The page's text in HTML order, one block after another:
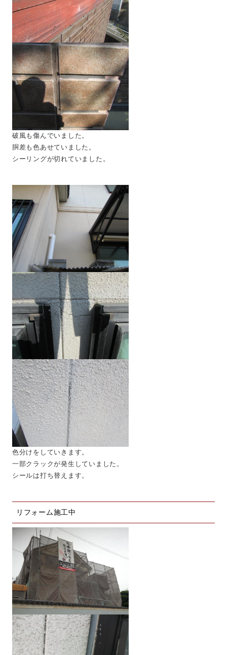
破風も傷んでいました。
胴差も色あせていました。
シーリングが切れていました。
色分けをしていきます。
一部クラックが発生していました。
シールは打ち替えます。
リフォーム施工中